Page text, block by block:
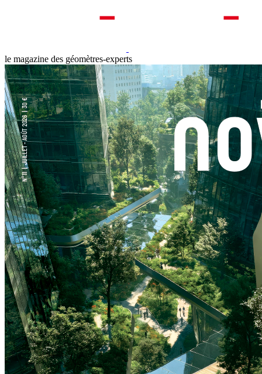
le magazine des géomètres-experts